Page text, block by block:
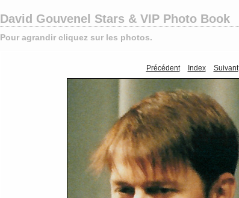
David Gouvenel Stars & VIP Photo Book
Pour agrandir cliquez sur les photos.
Précédent Index Suivant